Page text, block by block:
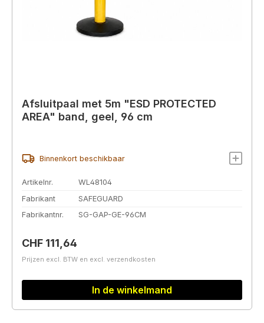
Afsluitpaal met 5m "ESD PROTECTED
AREA" band, geel, 96 cm
Binnenkort beschikbaar
Artikelnr.
WL48104
Fabrikant
SAFEGUARD
Fabrikantnr.
SG-GAP-GE-96CM
Normale prijs:
CHF 111,64
Prijzen excl. BTW en excl. verzendkosten
In de winkelmand